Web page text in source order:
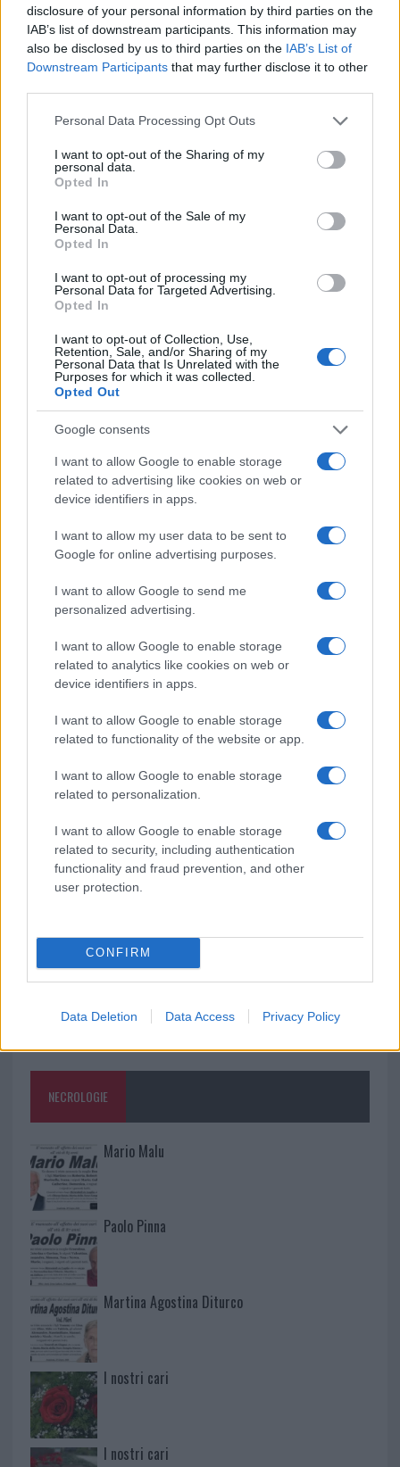
disclosure of your personal information by third parties on the
IAB’s list of downstream participants. This information may
also be disclosed by us to third parties on the IAB’s List of
Downstream Participants that may further disclose it to other
Please note that this website/app uses one or more Google
not limited to your visit or usage behaviour. You may click to
grant or deny consent to Google and its third-party tags to
use your data for below specified purposes in below Google
consent section.
Personal Data Processing Opt Outs
I want to opt-out of the Sharing of my
personal data.
Opted In
I want to opt-out of the Sale of my
Personal Data.
Opted In
I want to opt-out of processing my
Personal Data for Targeted Advertising.
Opted In
I want to opt-out of Collection, Use,
Retention, Sale, and/or Sharing of my
Personal Data that Is Unrelated with the
Purposes for which it was collected.
Opted Out
Google consents
I want to allow Google to enable storage
related to advertising like cookies on web or
device identifiers in apps.
I want to allow my user data to be sent to
Google for online advertising purposes.
I want to allow Google to send me
personalized advertising.
I want to allow Google to enable storage
related to analytics like cookies on web or
device identifiers in apps.
I want to allow Google to enable storage
related to functionality of the website or app.
I want to allow Google to enable storage
related to personalization.
I want to allow Google to enable storage
related to security, including authentication
functionality and fraud prevention, and other
user protection.
CONFIRM
Data Deletion Data Access Privacy Policy
Ricevi le nostre ultime news
daGoogle News
Condividi l'articolo
F
a
ce
b
o
o
k
T
it
te
r
Pi
te
st
W
at
A
p
p
S
a
Articolo precedente
NOTIZIE RECENTI
Meteo Olbia 9 agosto, temperature in calo
Salmo finisce in ospedale a Catania, ma il tour
va avanti: “Sicilia, ci sono”
Jovanotti, Gabry Ponte e Alfa: Olbia ombelico del
mondo per una notte
Giorgia Meloni a La Maddalena, la vicesindaco:
“Orgoglio e discrezione per visita privata̶…
Incendio nella notte a Olbia, a fuoco due furgoni
A fuoco un deposito con bombole, intervento dei
vigili del fuoco a Rudalza
Ristorante distrutto dalle fiamme a La
Maddalena, incendio a Monti d’à rena
NECROLOGIE
Mario Malu
Paolo Pinna
Martina Agostina Diturco
I nostri cari
I nostri cari